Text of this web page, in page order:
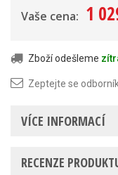
Vaše cena: 1
Zboží odešleme
Zeptejte se
VÍCE INFORMACÍ
RECENZE